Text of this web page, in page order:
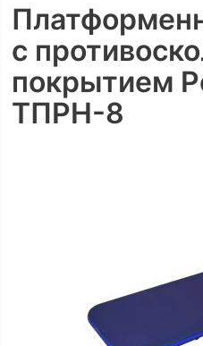
с
покрытием
ТПРН-8